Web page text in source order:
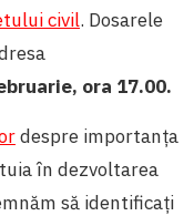
civil. Dosarele
ora 17.00.
despre importanța
în dezvoltarea
să identificați